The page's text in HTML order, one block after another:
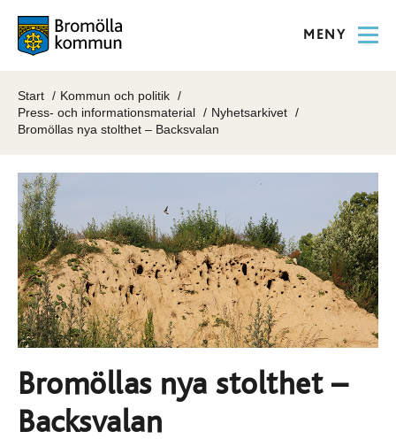
MENY
Start
Kommun och politik
Press- och informationsmaterial
Nyhetsarkivet
Bromöllas nya stolthet – Backsvalan
Bromöllas nya stolthet –
Backsvalan